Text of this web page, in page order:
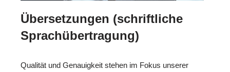
Übersetzungen (schriftliche
Sprachübertragung)
Qualität und Genauigkeit stehen im Fokus unserer